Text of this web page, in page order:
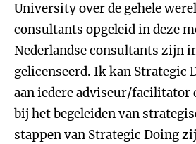
University over de gehele
consultants opgeleid in deze
Nederlandse consultants zijn
gelicenseerd. Ik kan Strategic
aan iedere adviseur/facilitator
bij het begeleiden van
stappen van Strategic Doing